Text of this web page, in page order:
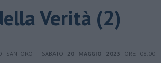
Verità (2)
SANTORO - SABATO 20 MAGGIO 2023 ORE 08:00